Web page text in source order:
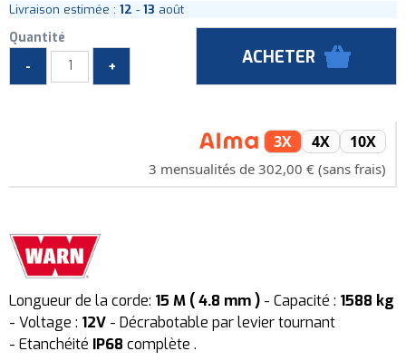
Livraison estimée : 12 -13 août
Quantité
3X 4X 10X
3 mensualités de 302,00 € (sans frais)
Longueur de la corde: 15 M ( 4.8 mm ) - Capacité : 1588 kg
- Voltage : 12V - Décrabotable par levier tournant
- Etanchéité IP68 complète .